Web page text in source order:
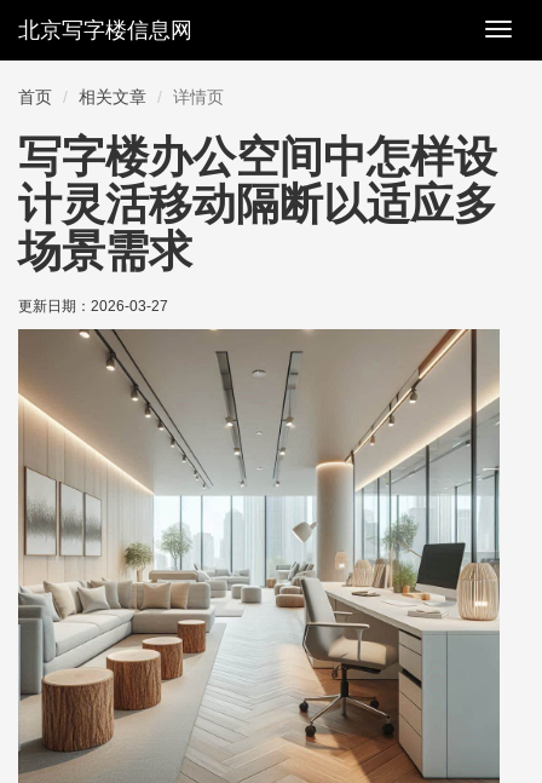
切
北京写字楼信息网
首页 相关文章 详情页
写字楼办公空间中怎样设
计灵活移动隔断以适应多
场景需求
更新日期： 2026-03-27